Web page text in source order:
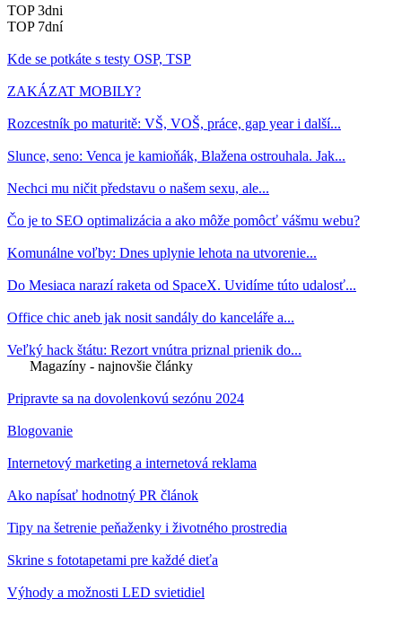
TOP 3dni
TOP 7dní
Kde se potkáte s testy OSP, TSP
ZAKÁZAT MOBILY?
Rozcestník po maturitě: VŠ, VOŠ, práce, gap year i další...
Slunce, seno: Venca je kamioňák, Blažena ostrouhala. Jak...
Nechci mu ničit představu o našem sexu, ale...
Čo je to SEO optimalizácia a ako môže pomôcť vášmu webu?
Komunálne voľby: Dnes uplynie lehota na utvorenie...
Do Mesiaca narazí raketa od SpaceX. Uvidíme túto udalosť...
Office chic aneb jak nosit sandály do kanceláře a...
Veľký hack štátu: Rezort vnútra priznal prienik do...
Magazíny - najnovšie články
Pripravte sa na dovolenkovú sezónu 2024
Blogovanie
Internetový marketing a internetová reklama
Ako napísať hodnotný PR článok
Tipy na šetrenie peňaženky i životného prostredia
Skrine s fototapetami pre každé dieťa
Výhody a možnosti LED svietidiel